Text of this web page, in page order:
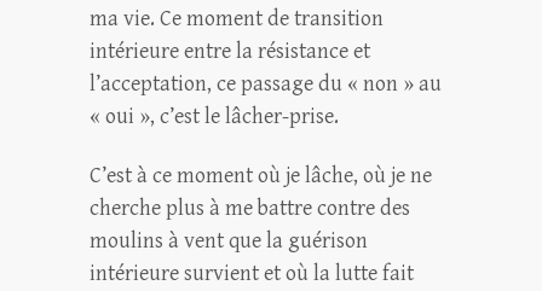
ma vie. Ce moment de transition
intérieure entre la résistance et
l’acceptation, ce passage du « non » au
« oui », c’est le lâcher-prise.
C’est à ce moment où je lâche, où je ne
cherche plus à me battre contre des
moulins à vent que la guérison
intérieure survient et où la lutte fait